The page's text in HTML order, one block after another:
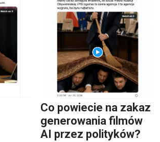
Co powiecie na zakaz
generowania filmów
AI przez polityków?